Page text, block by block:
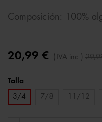
Composición: 100%
20,99 € (IVA inc.)
Talla
3/4
7/8 11/12